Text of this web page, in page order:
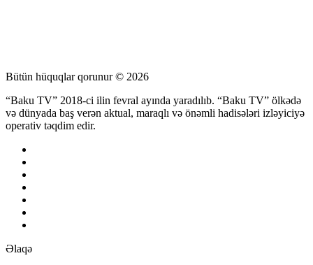
Bütün hüquqlar qorunur © 2026
“Baku TV” 2018-ci ilin fevral ayında yaradılıb. “Baku TV” ölkədə
və dünyada baş verən aktual, maraqlı və önəmli hadisələri izləyiciyə
operativ təqdim edir.
Əlaqə